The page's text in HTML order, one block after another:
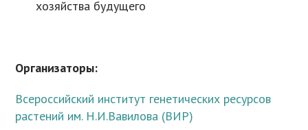
хозяйства будущего
Организаторы:
Всероссийский институт генетических ресурсов
растений им. Н.И.Вавилова (ВИР)